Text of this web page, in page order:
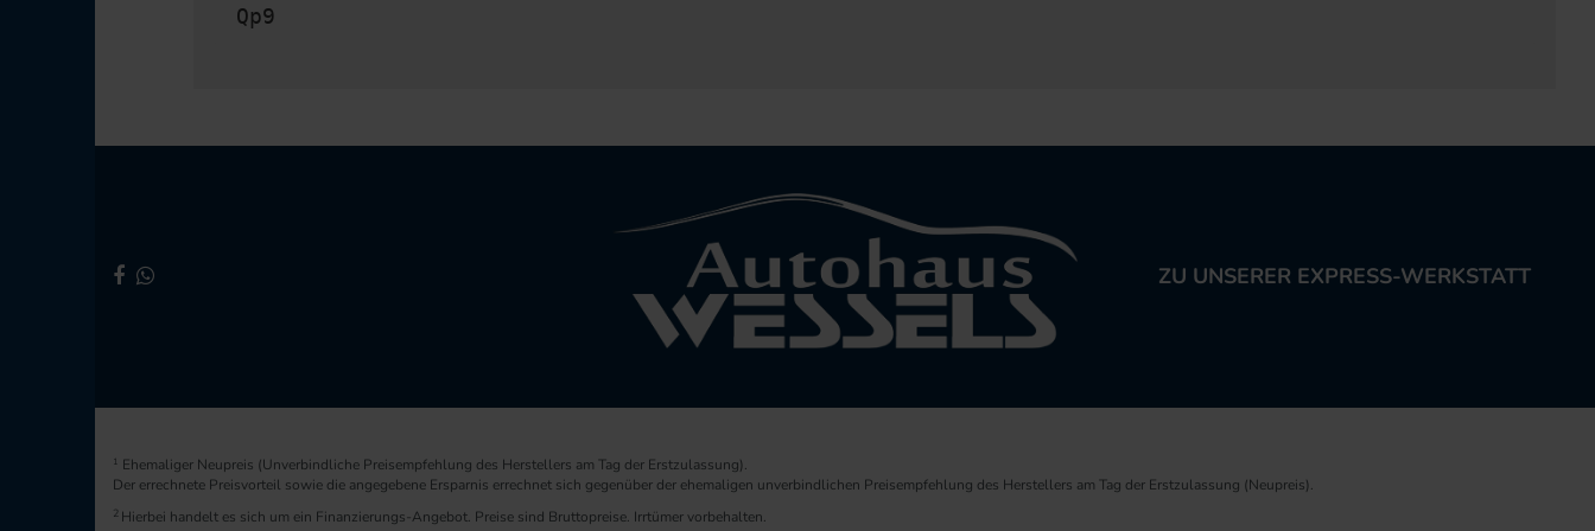
Qp9
ZU UNSERER EXPRESS-WERKSTATT
1 Ehemaliger Neupreis (Unverbindliche Preisempfehlung des Herstellers am Tag der Erstzulassung).
Der errechnete Preisvorteil sowie die angegebene Ersparnis errechnet sich gegenüber der ehemaligen unverbindlichen Preisempfehlung des Herstellers am Tag der Erstzulassung (Neupreis).
2 Hierbei handelt es sich um ein Finanzierungs-Angebot. Preise sind Bruttopreise. Irrtümer vorbehalten.